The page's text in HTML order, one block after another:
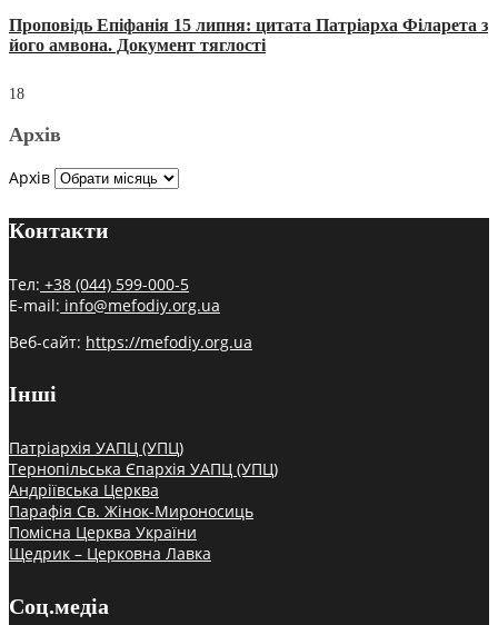
Проповідь Епіфанія 15 липня: цитата Патріарха Філарета з
його амвона. Документ тяглості
18
Архів
Архів
Контакти
Тел: +38 (044) 599-000-5
E-mail: info@mefodiy.org.ua
Веб-сайт: https://mefodiy.org.ua
Інші
Патріархія УАПЦ (УПЦ)
Тернопільська Єпархія УАПЦ (УПЦ)
Андріївська Церква
Парафія Св. Жінок-Мироносиць
Помісна Церква України
Щедрик – Церковна Лавка
Соц.медіа